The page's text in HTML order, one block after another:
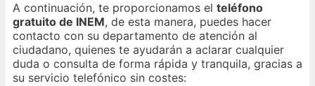
A continuación, te proporcionamos el teléfono
gratuito de INEM, de esta manera, puedes hacer
contacto con su departamento de atención al
ciudadano, quienes te ayudarán a aclarar cualquier
duda o consulta de forma rápida y tranquila, gracias a
su servicio telefónico sin costes: